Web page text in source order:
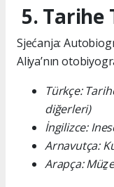
5. Tarihe
Sjećanja:
Aliya’nın
Türkçe:
diğerleri)
İngilizce:
Arnavutça:
Arapça: